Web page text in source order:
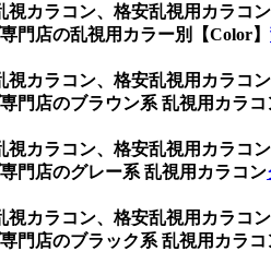
カラコン、格安乱視用カラコ
門店の乱視用カラー別【Color】
カラコン、格安乱視用カラコ
門店のブラウン系 乱視用カラコ
カラコン、格安乱視用カラコ
門店のグレー系 乱視用カラコン
カラコン、格安乱視用カラコ
門店のブラック系 乱視用カラコ